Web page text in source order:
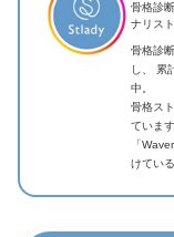
骨格診
ナリス
骨格診
し、 累
中。
骨格ス
ています
「
けている